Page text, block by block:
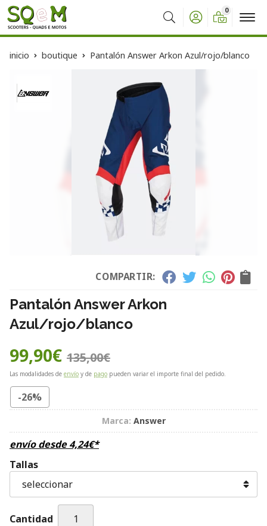
Buscar
0
inicio boutique Pantalón Answer Arkon Azul/rojo/blanco
COMPARTIR:
Pantalón Answer Arkon
Azul/rojo/blanco
99,90€ 135,00€
Las modalidades de envío y de pago pueden variar el importe final del pedido.
-26%
Marca: Answer
envío desde4,24€*
Tallas
Cantidad